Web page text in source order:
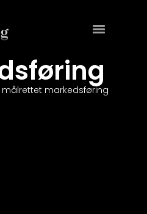
målrettet markedsføring